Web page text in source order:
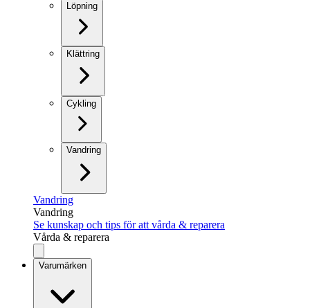
Löpning
Klättring
Cykling
Vandring
Vandring
Vandring
Se kunskap och tips för att vårda & reparera
Vårda & reparera
Varumärken